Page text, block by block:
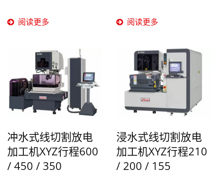
仍具有与浸水式Wi-430S相
范围内提供高精度和稳定的
切割。这使得Wi-30E成为
切割中厚度工件的理想选
择，且符合成本效益。同
时，Wi-30E所选用的零组
件也与Wi-430S一致，包括
PMI品牌的C2级螺杆、SP级
线轨、台达电驱动器和伺服
马达，这些零组件确保了机
器的稳定性及切割精度。
阅读更多
灵活性。...
阅读更多
冲水式线切割放电
加工机XYZ行程600
/ 450 / 350
浸水式线切割放电
加工机XYZ行程210
/ 200 / 155